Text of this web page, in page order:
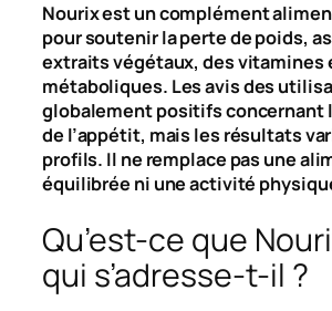
Nourix est un complément
pour soutenir la perte de poids,
extraits végétaux, des vitamines
métaboliques. Les avis des
globalement positifs concernant
de l’appétit, mais les résultats
profils. Il ne remplace pas une
équilibrée ni une activité
Qu’est-ce que
qui s’adresse-t-il ?